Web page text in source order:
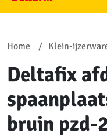
Home Klein-
Deltafix
bruin pzd-